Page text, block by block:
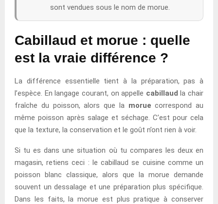
sont vendues sous le nom de morue.
Cabillaud et morue : quelle
est la vraie différence ?
La différence essentielle tient à la préparation, pas à
l’espèce. En langage courant, on appelle cabillaud la chair
fraîche du poisson, alors que la morue correspond au
même poisson après salage et séchage. C’est pour cela
que la texture, la conservation et le goût n’ont rien à voir.
Si tu es dans une situation où tu compares les deux en
magasin, retiens ceci : le cabillaud se cuisine comme un
poisson blanc classique, alors que la morue demande
souvent un dessalage et une préparation plus spécifique.
Dans les faits, la morue est plus pratique à conserver